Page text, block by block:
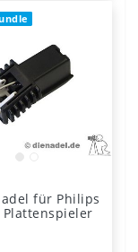
für Philips
Plattenspieler